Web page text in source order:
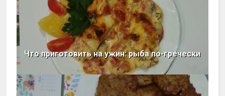
Что приготовить на ужин: рыба по-гречески